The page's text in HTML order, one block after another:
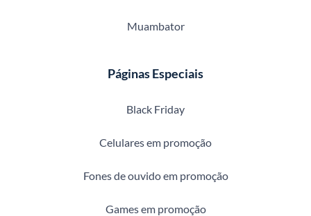
Muambator
Páginas Especiais
Black Friday
Celulares em promoção
Fones de ouvido em promoção
Games em promoção